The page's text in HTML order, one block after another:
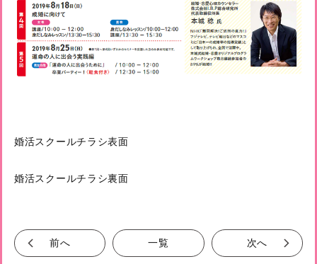
婚活スクールチラシ表面
婚活スクールチラシ裏面
前へ 一覧 次へ